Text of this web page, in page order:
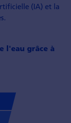
(IA) et la
l'eau grâce à